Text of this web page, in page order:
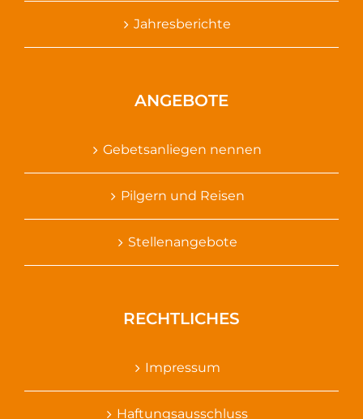
Jahresberichte
ANGEBOTE
Gebetsanliegen nennen
Pilgern und Reisen
Stellenangebote
RECHTLICHES
Impressum
Haftungsausschluss